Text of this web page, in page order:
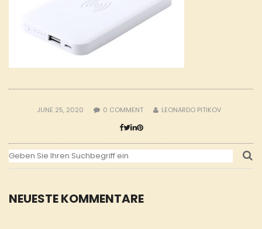
NEUESTE KOMMENTARE
JUNE 25, 2020 0 COMMENT LEONARDO PITIKOV